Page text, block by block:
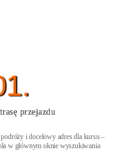
przejazdu
i docelowy adres dla kursu –
w głównym oknie wyszukiwania